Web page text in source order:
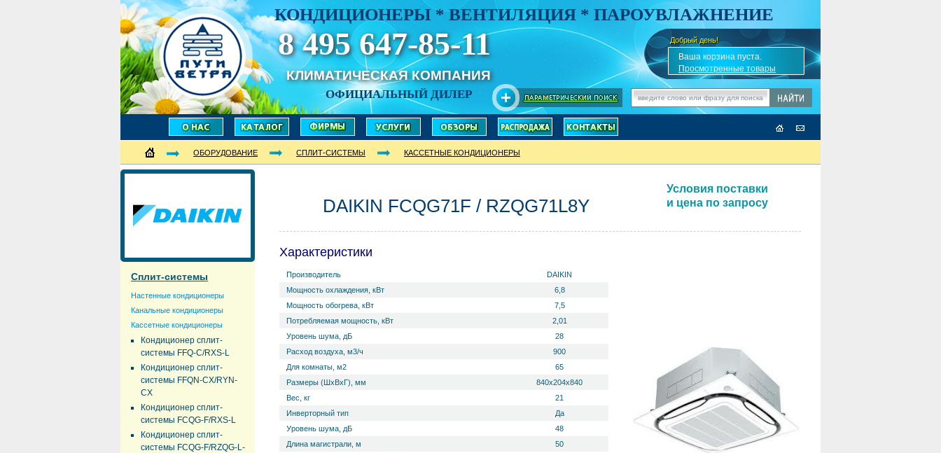
КОНДИЦИОНЕРЫ * ВЕНТИЛЯЦИЯ * ПАРОУВЛАЖНЕНИЕ
8 495 647-85-11
КЛИМАТИЧЕСКАЯ КОМПАНИЯ
ОФИЦИАЛЬНЫЙ ДИЛЕР
Добрый день!
✎Ваша корзина пуста.
Просмотренные товары
ОБОРУДОВАНИЕ СПЛИТ-СИСТЕМЫ КАССЕТНЫЕ КОНДИЦИОНЕРЫ
Сплит-системы
Настенные кондиционеры
Канальные кондиционеры
Кассетные кондиционеры
Кондиционер сплит-
системы FFQ-C/RXS-L
Кондиционер сплит-
системы FFQN-CX/RYN-
CX
Кондиционер сплит-
системы FCQG-F/RXS-L
Кондиционер сплит-
системы FCQG-F/RZQG-L-
DAIKIN FCQG71F / RZQG71L8Y
Условия поставки
и цена по запросу
Характеристики
Производитель
DAIKIN
Мощность охлаждения, кВт
6,8
Мощность обогрева, кВт
7,5
Потребляемая мощность, кВт
2,01
Уровень ш­ума, дБ
28
Расход воздуха, м3/ч
900
Для комнаты, м2
65
Размеры (ШхВхГ), мм
840х204х840
Вес, кг
21
Инверторный тип
Да
Уровень ш­ума, дБ
48
Длина магистрали, м
50